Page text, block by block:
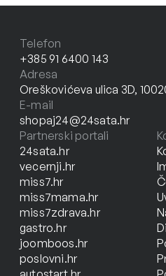
Telefon
+385 91 6400 143
Adresa
Oreškovićeva ulica 3D,
E-mail
shopaj24@24sata.hr
Partnerski portali
24sata.hr
vecernji.hr
miss7.hr
miss7mama.hr
miss7zdrava.hr
gastro.hr
joomboos.hr
poslovni.hr